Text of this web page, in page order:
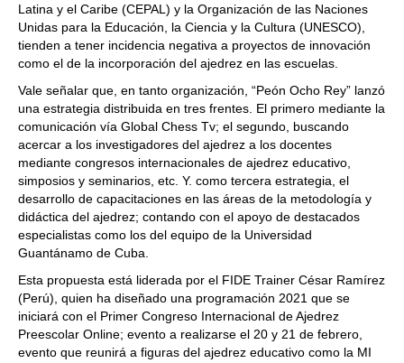
Latina y el Caribe (CEPAL) y la Organización de las Naciones
Unidas para la Educación, la Ciencia y la Cultura (UNESCO),
tienden a tener incidencia negativa a proyectos de innovación
como el de la incorporación del ajedrez en las escuelas.
Vale señalar que, en tanto organización, “Peón Ocho Rey” lanzó
una estrategia distribuida en tres frentes. El primero mediante la
comunicación vía Global Chess Tv; el segundo, buscando
acercar a los investigadores del ajedrez a los docentes
mediante congresos internacionales de ajedrez educativo,
simposios y seminarios, etc. Y. como tercera estrategia, el
desarrollo de capacitaciones en las áreas de la metodología y
didáctica del ajedrez; contando con el apoyo de destacados
especialistas como los del equipo de la Universidad
Guantánamo de Cuba.
Esta propuesta está liderada por el FIDE Trainer César Ramírez
(Perú), quien ha diseñado una programación 2021 que se
iniciará con el Primer Congreso Internacional de Ajedrez
Preescolar Online; evento a realizarse el 20 y 21 de febrero,
evento que reunirá a figuras del ajedrez educativo como la MI